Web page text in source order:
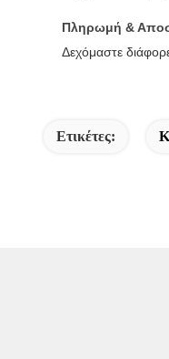
Πληρωμή &
Δεχόμαστε
Ετικέτες: